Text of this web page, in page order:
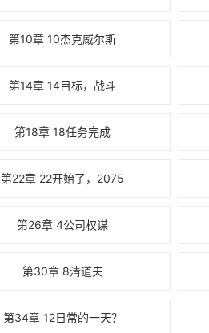
第10章 10杰克威尔斯
第14章 14目标，战斗
第18章 18任务完成
第22章 22开始了，2075
第26章 4公司权谋
第30章 8清道夫
第34章 12日常的一天？